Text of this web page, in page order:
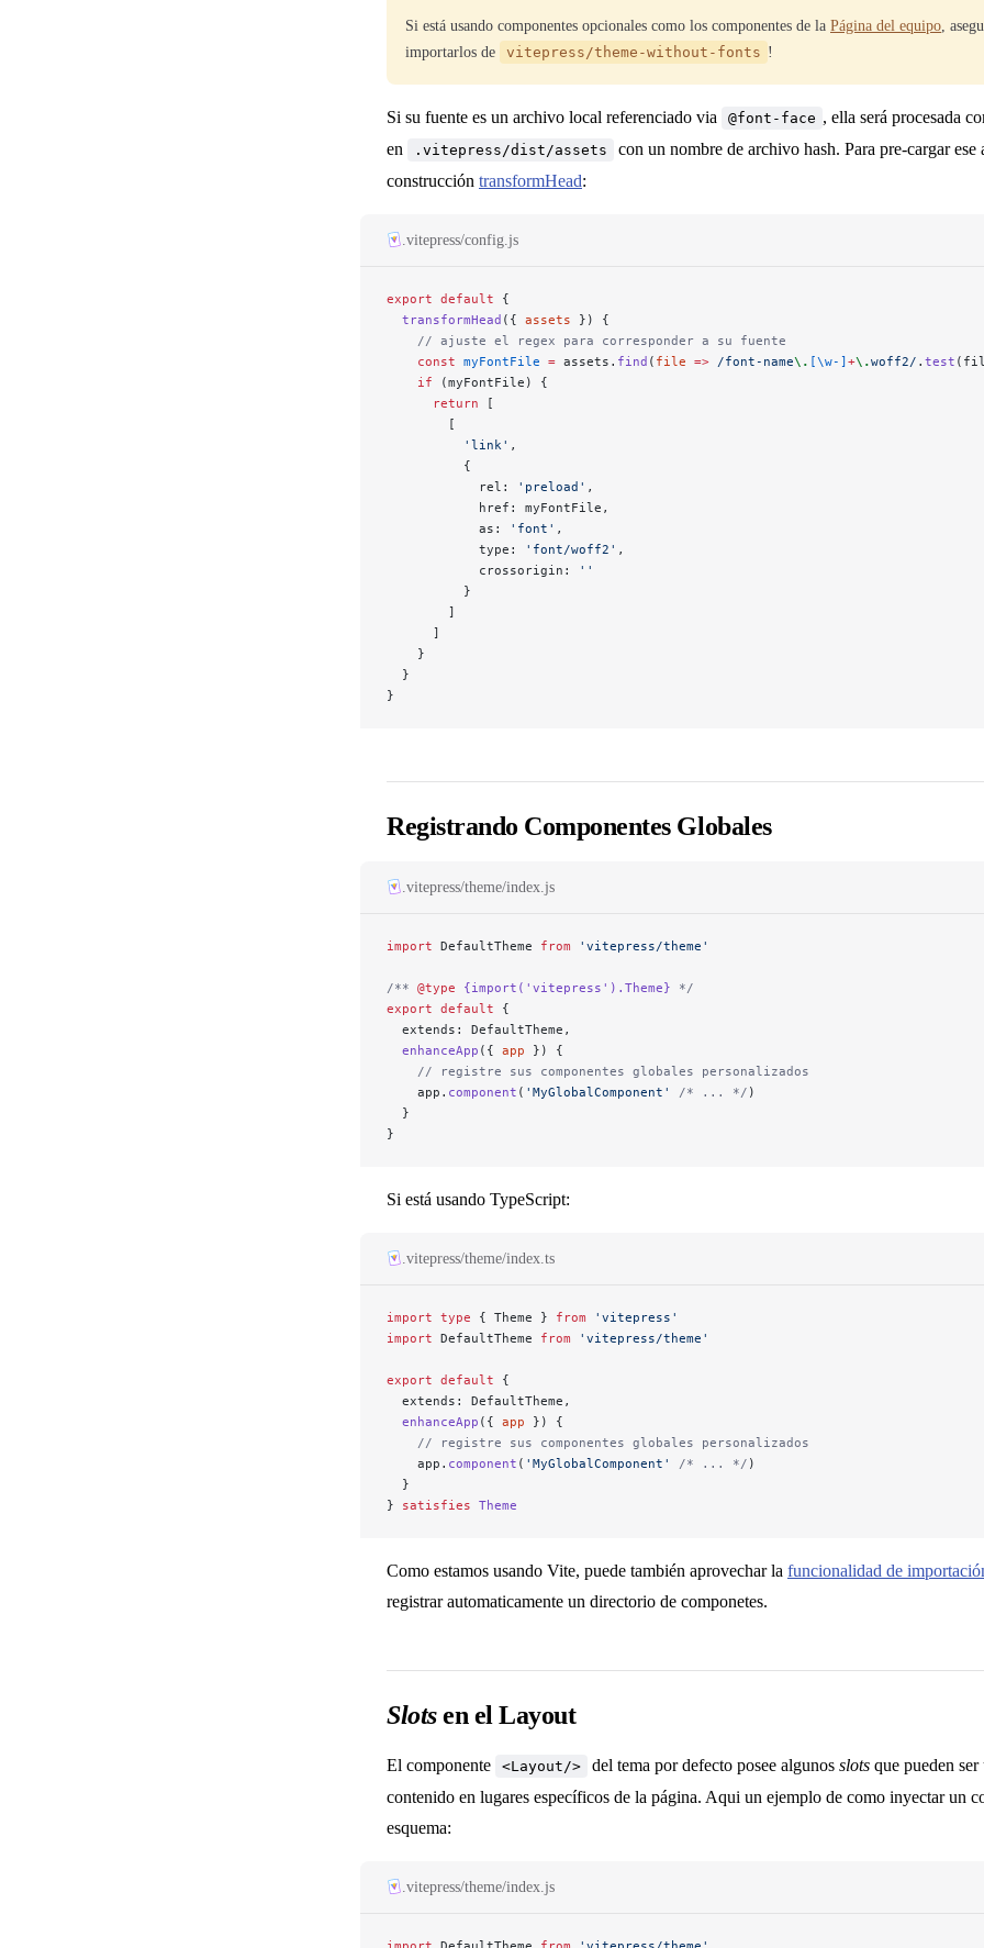
Si está usando componentes opcionales como los componentes de la Página del equipo ,
importarlos de
vitepress/theme-without-fonts !
Si su fuente es un archivo local referenciado via @font-face , ella será procesada
en
.vitepress/dist/assets
con un nombre de archivo hash. Para pre-cargar
construcción transformHead:
.vitepress/config.js
export default {
  transformHead
({ assets }) {
    // ajuste el regex para corresponder a su fuente
    const
myFontFile = assets. find ( file => /font-name\. [\w-]+\.woff2/ . test
    if
(myFontFile) {
      return
[
        [
          'link'
,
          {
            rel:
'preload' ,
            href: myFontFile,
            as:
'font' ,
            type:
'font/woff2' ,
            crossorigin:
''
          }
        ]
      ]
    }
  }
}
Registrando Componentes Globales
.vitepress/theme/index.js
import DefaultTheme from 'vitepress/theme'
/** @type {import('vitepress').Theme} */
export default {
  extends: DefaultTheme,
  enhanceApp
({ app }) {
    // registre sus componentes globales personalizados
    app.
component ( 'MyGlobalComponent' /* ... */ )
  }
}
Si está usando TypeScript:
.vitepress/theme/index.ts
import type { Theme } from 'vitepress'
import DefaultTheme from 'vitepress/theme'
export default {
  extends: DefaultTheme,
  enhanceApp
({ app }) {
    // registre sus componentes globales personalizados
    app.
component ( 'MyGlobalComponent' /* ... */ )
  }
} satisfies Theme
Como estamos usando Vite, puede también aprovechar la funcionalidad de
registrar automaticamente un directorio de componetes.
Slotsen el Layout
El componente <Layout/> del tema por defecto posee algunos slots que pueden
contenido en lugares específicos de la página. Aqui un ejemplo de como inyectar un
esquema:
.vitepress/theme/index.js